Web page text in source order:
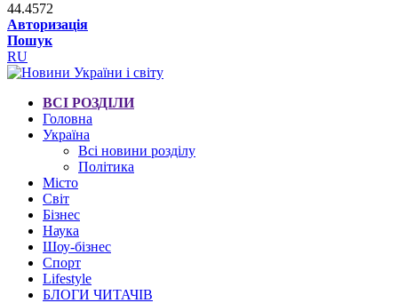
44.4572
Авторизація
Пошук
RU
ВСІ РОЗДІЛИ
Головна
Україна
Всі новини розділу
Політика
Місто
Світ
Бізнес
Наука
Шоу-бізнес
Спорт
Lifestyle
БЛОГИ ЧИТАЧІВ